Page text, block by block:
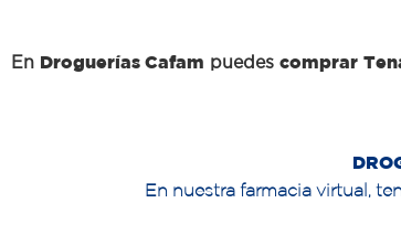
En Droguerías Cafam puedes comprar
En nuestra farmacia virtual,